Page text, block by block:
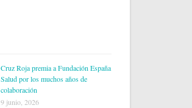
Cruz Roja premia a Fundación España
Salud por los muchos años de
colaboración
9 junio, 2026